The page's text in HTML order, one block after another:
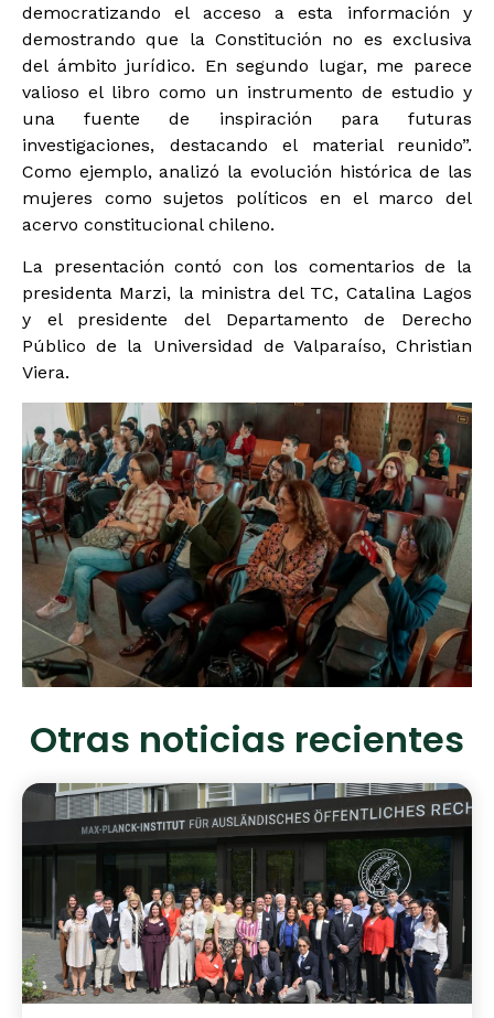
democratizando el acceso a esta información y
demostrando que la Constitución no es exclusiva
del ámbito jurídico. En segundo lugar, me parece
valioso el libro como un instrumento de estudio y
una fuente de inspiración para futuras
investigaciones, destacando el material reunido”.
Como ejemplo, analizó la evolución histórica de las
mujeres como sujetos políticos en el marco del
acervo constitucional chileno.
La presentación contó con los comentarios de la
presidenta Marzi, la ministra del TC, Catalina Lagos
y el presidente del Departamento de Derecho
Público de la Universidad de Valparaíso, Christian
Viera.
Otras noticias recientes